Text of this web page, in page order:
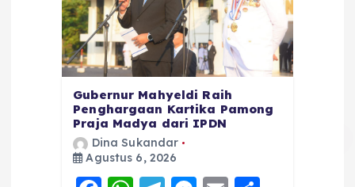
Gubernur Mahyeldi Raih
Penghargaan Kartika Pamong
Praja Madya dari IPDN
Dina Sukandar
Agustus 6, 2026